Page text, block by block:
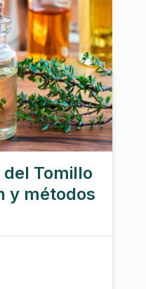
Tomillo
y métodos